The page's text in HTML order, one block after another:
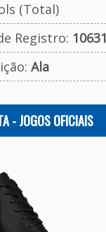
(Total)
Registro:
Ala
- JOGOS OFICIAIS